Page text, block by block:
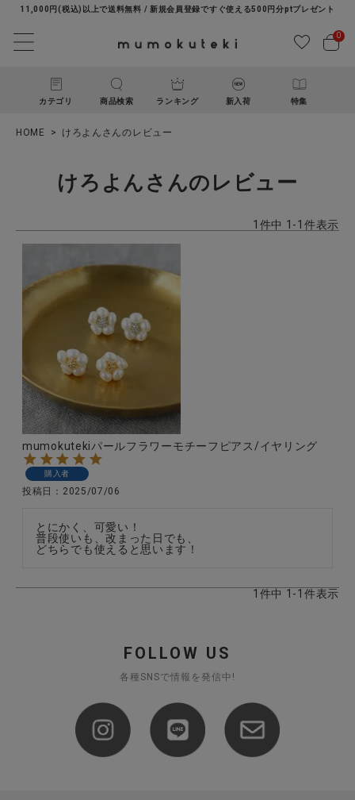
11,000円(税込)以上で送料無料 / 新規会員登録ですぐ使える500円分ptプレゼント
0
カテゴリ 商品検索 ランキング 新入荷 特集
ようこそ ゲスト 様
CATEGORY
ナチュラル服
生活雑貨
全ての商品
HOME けろよんさんのレビュー
けろよんさんのレビュー
1 件中 1 -1 件表示
mumokutekiパールフラワーモチーフピアス/イヤリング
購入者
投稿日 2025/07/06
とにかく、可愛い！
普段使いも、改まった日でも、
どちらでも使えると思います！
1 件中 1 -1 件表示
FOLLOW US
各種SNSで情報を発信中!